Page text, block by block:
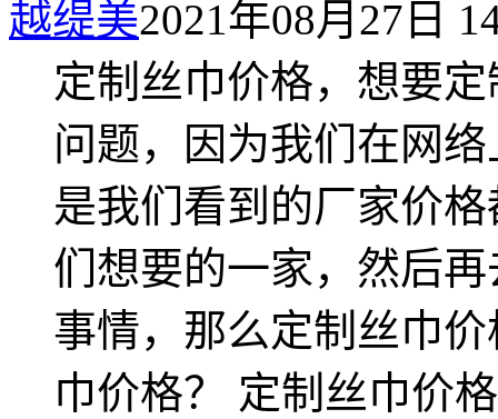
越缇美2021年08月27日
定制丝巾价格，想要
问题，因为我们在网
是我们看到的厂家价
们想要的一家，然后
事情，那么定制丝巾
巾价格？ 定制丝巾价